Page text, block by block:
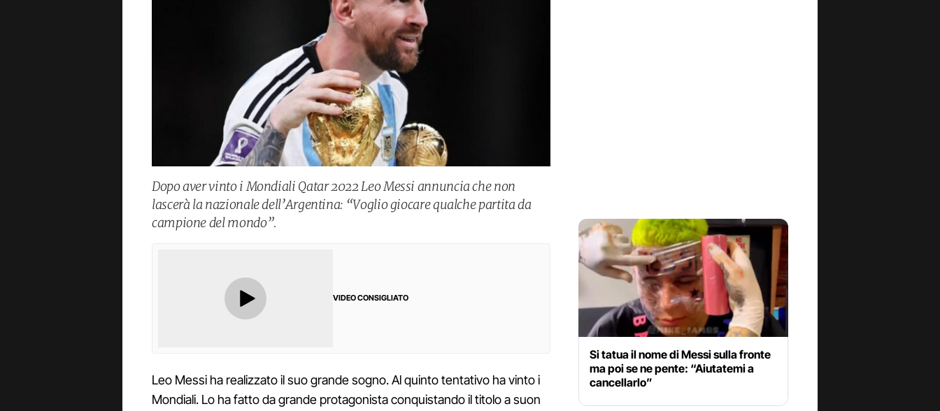
Dopo aver vinto i Mondiali Qatar 2022 Leo Messi annuncia che non
lascerà la nazionale dell’Argentina: “Voglio giocare qualche partita da
campione del mondo”.
VIDEO CONSIGLIATO
Leo Messi ha realizzato il suo grande sogno. Al quinto tentativo ha vinto i
Mondiali. Lo ha fatto da grande protagonista conquistando il titolo a suon
Si tatua il nome di Messi sulla fronte
ma poi se ne pente: “Aiutatemi a
cancellarlo”